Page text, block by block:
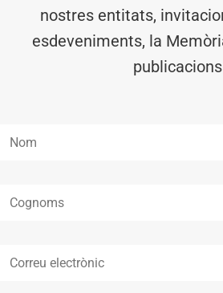
nostres entitats,
esdeveniments, la